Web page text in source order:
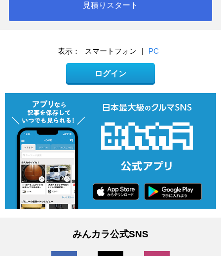
見積りスタート
表示： スマートフォン | PC
ログイン
みんカラ公式SNS